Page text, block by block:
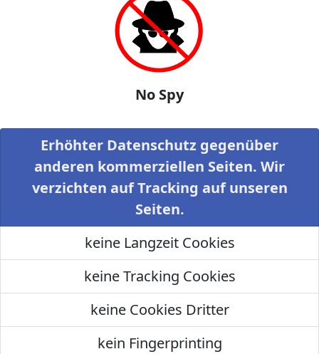
No Spy
Erhöhter Datenschutz gegenüber
anderen kommerziellen Seiten. Wir
verzichten auf Tracking auf unseren
Seiten.
keine Langzeit Cookies
keine Tracking Cookies
keine Cookies Dritter
kein Fingerprinting